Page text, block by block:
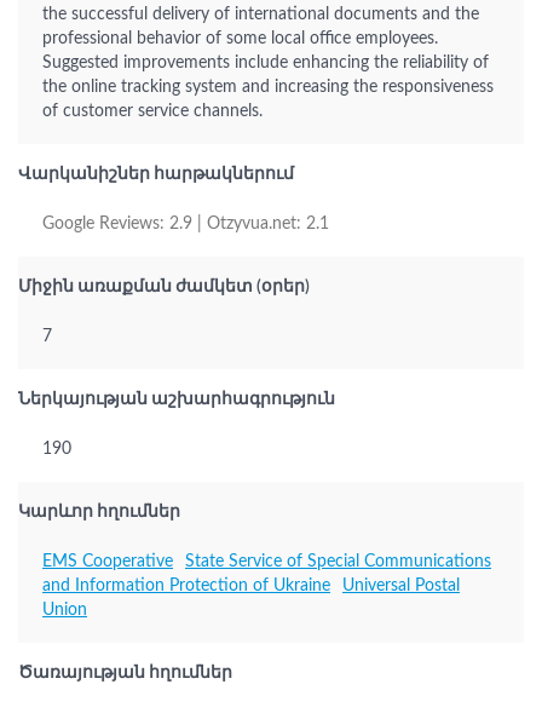
the successful delivery of international documents and the
professional behavior of some local office employees.
Suggested improvements include enhancing the reliability of
the online tracking system and increasing the responsiveness
of customer service channels.
Վարկանիշներ հարթակներում
Google Reviews: 2.9 | Otzyvua.net: 2.1
Միջին առաքման ժամկետ (օրեր)
7
Ներկայության աշխարհագրություն
190
Կարևոր հղումներ
EMS Cooperative
State Service of Special Communications
and Information Protection of Ukraine
Universal Postal
Union
Ծառայության հղումներ